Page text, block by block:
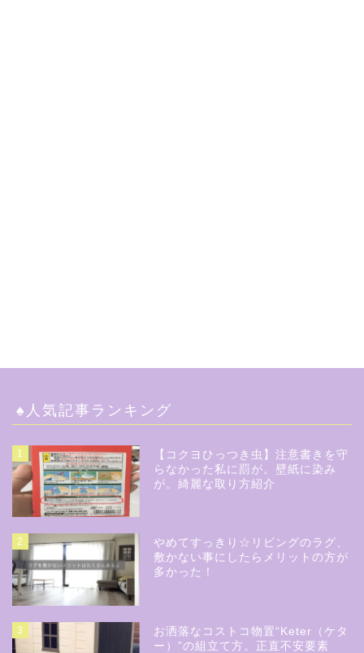
♠︎人気記事ランキング
1
【コクヨひっつき虫】注意書きを守
らなかった私に罰が。壁紙に染み
が。綺麗な取り方紹介
2
やめてすっきり☆リビングのラグ、
敷かない事にしたらメリットの方が
多かった！
3
お洒落なコストコ物置“Keter（ケタ
ー）”の組立て方。正直不安要素